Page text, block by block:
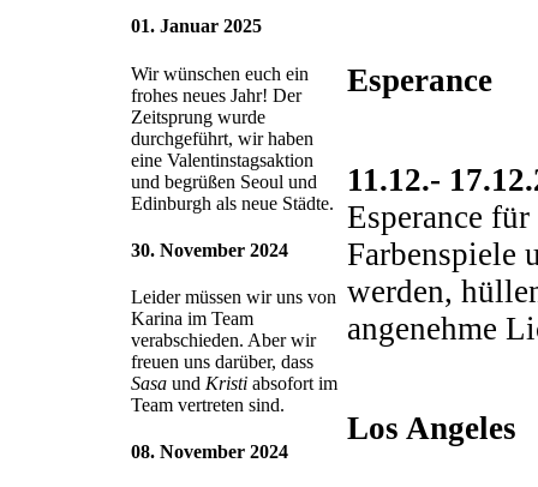
01. Januar 2025
Wir wünschen euch ein
frohes neues Jahr! Der
Zeitsprung wurde
durchgeführt, wir haben
eine Valentinstagsaktion
und begrüßen Seoul und
Edinburgh als neue Städte.
30. November 2024
Leider müssen wir uns von
Karina im Team
verabschieden. Aber wir
freuen uns darüber, dass
Sasa und Kristi absofort im
Team vertreten sind.
08. November 2024
Esperance
11.12.-
Esperance
Farbenspiele
werden,
angenehme
Los Angeles